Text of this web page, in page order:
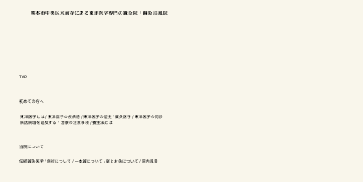
熊本市中央区水前寺にある東洋医学専門の鍼灸院「鍼灸 渓風院」
TOP
初めての方へ
東洋医学とは /東洋医学の疾病感/東洋医学の歴史/鍼灸医学/東洋医学の問診
病因病理を追及する / 治療の注意事項/養生法とは
当院について
伝統鍼灸医学/施術について /一本鍼について /鍼とお灸について / 院内風景